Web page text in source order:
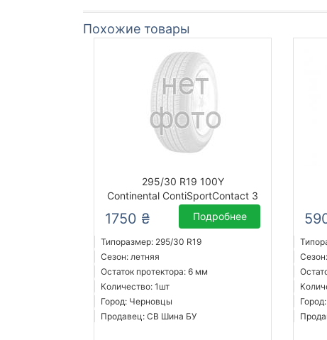
Похожие товары
295/30 R19 100Y
Continental ContiSportContact 3
1750 ₴ Подробнее
Типоразмер: 295/30 R19
Сезон: летняя
Остаток протектора: 6 мм
Количество: 1шт
Город: Черновцы
Продавец: СВ Шина БУ